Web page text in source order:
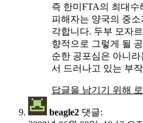
즉 한미FTA의 최대
피해자는 양국의 중
각합니다. 두부 모자
향적으로 그렇게 될
순한 공포심은 아니
서 드러나고 있는 부
답글을 남기기 위해 로
beagle2 댓글: